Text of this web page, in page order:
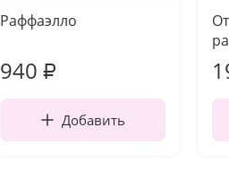
Раффаэлло
940 ₽
Добавить